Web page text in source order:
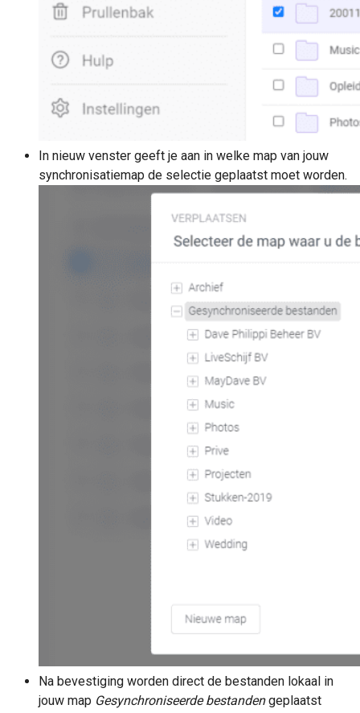
In nieuw venster geeft je aan in welke map van jouw
synchronisatiemap de selectie geplaatst moet worden.
Na bevestiging worden direct de bestanden lokaal in
jouw map Gesynchroniseerde bestandengeplaatst